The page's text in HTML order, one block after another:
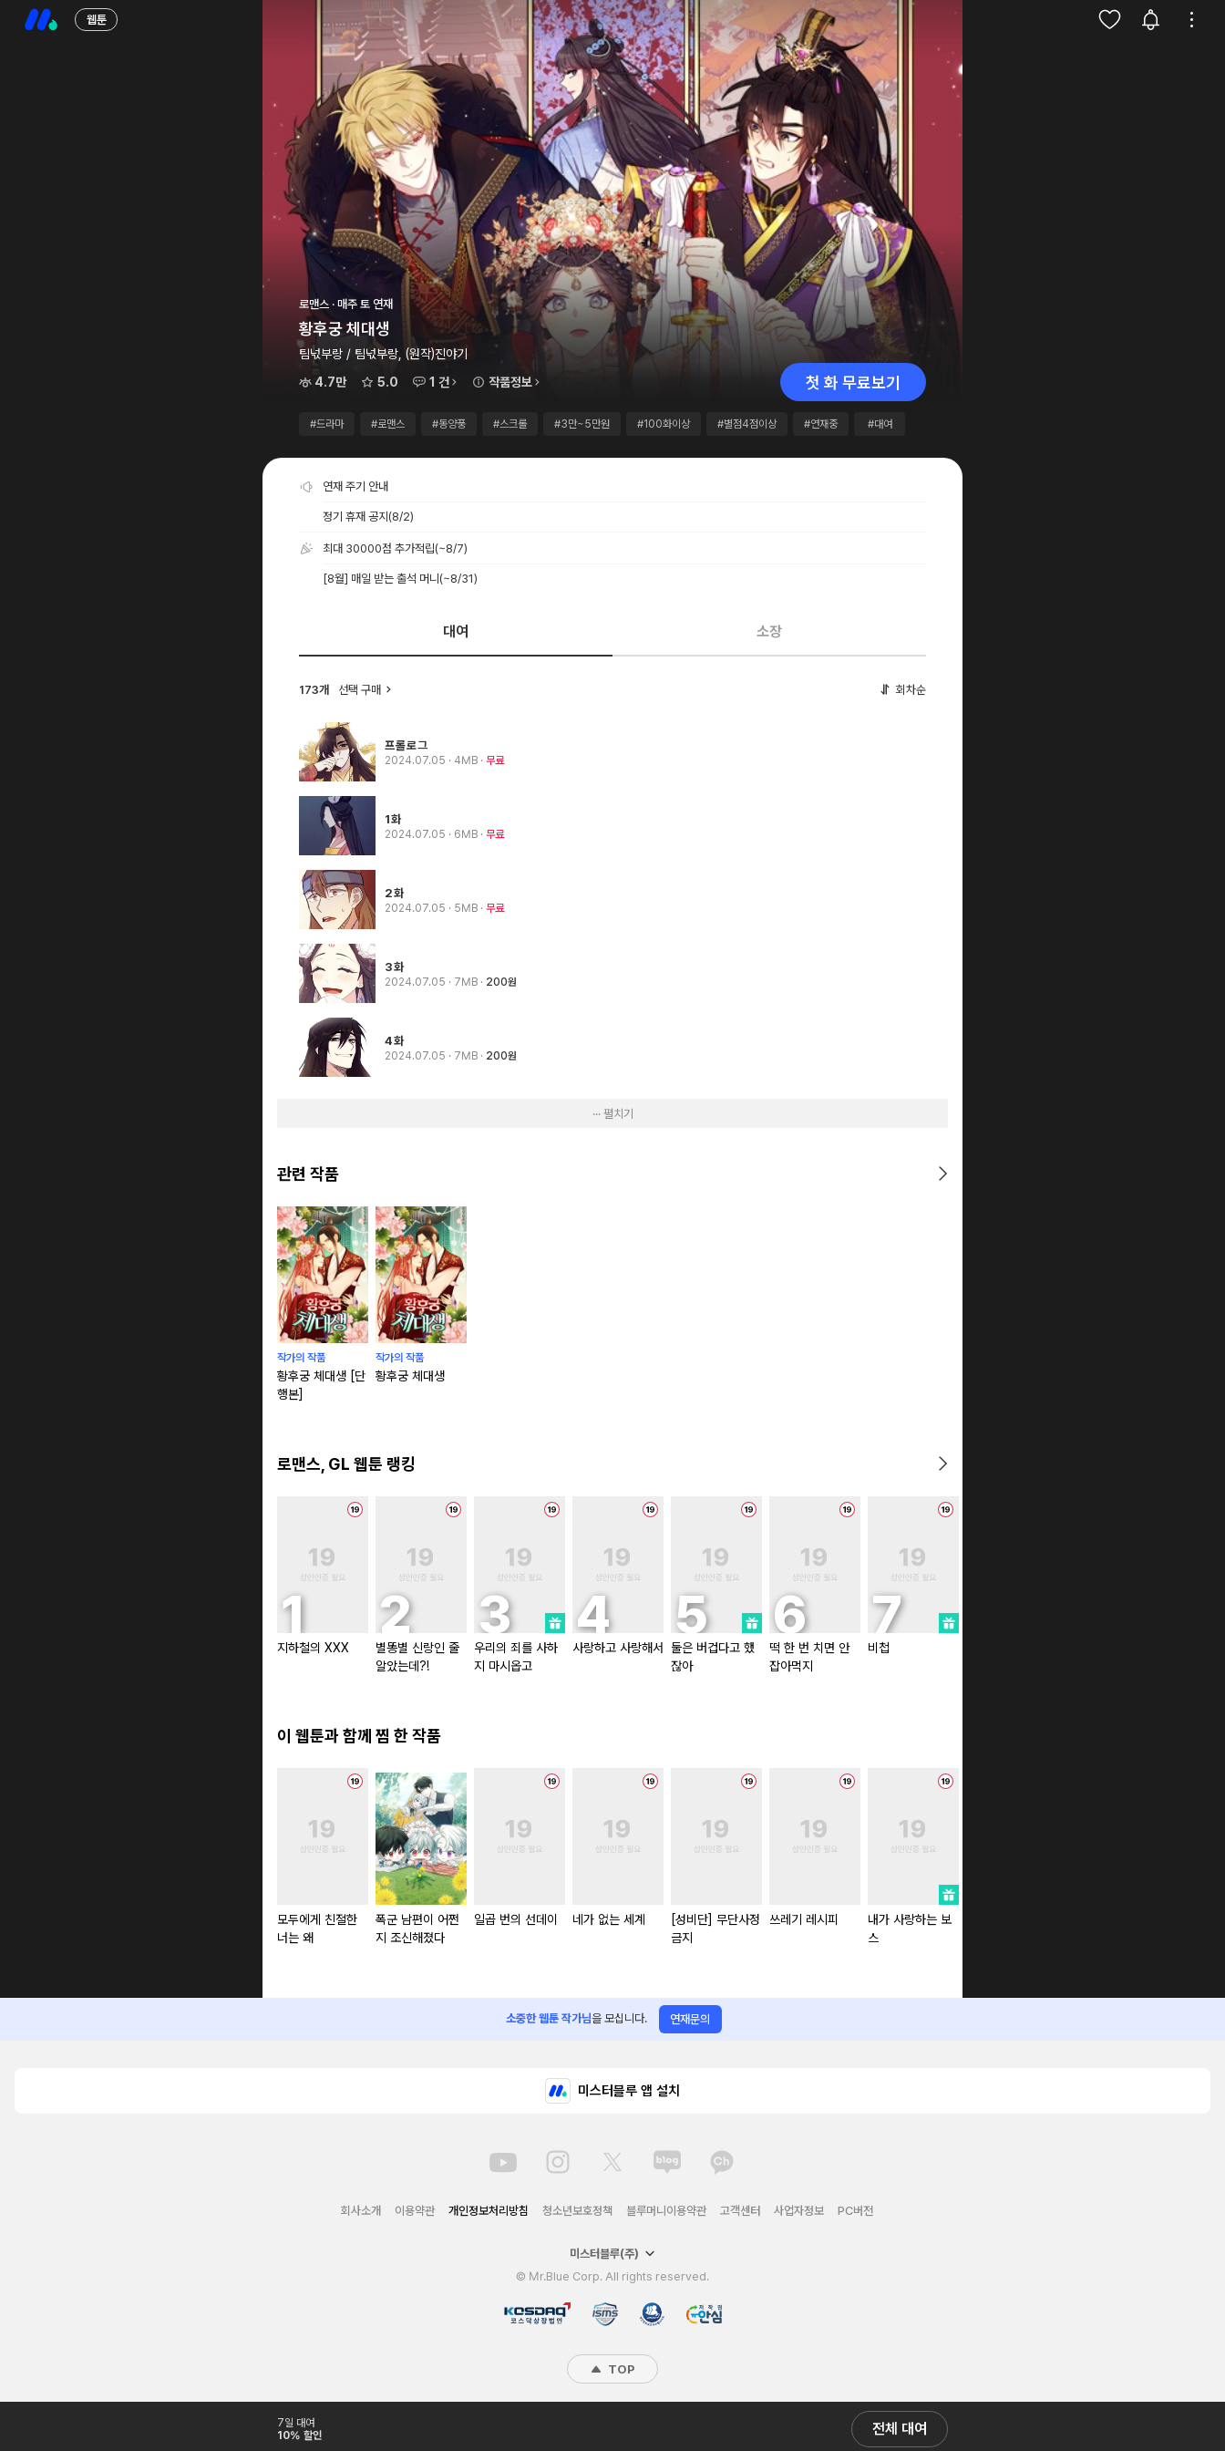
웹툰
로맨스 · 매주 토 연재
황후궁 체대생
팀넋부랑 / 팀넋부랑, (원작)진야기
4.7만
5.0 1 건 작품정보 첫 화 무료보기
#드라마 #로맨스 #동양풍 #스크롤 #3만~5만원 #100화이상 #별점4점이상 #연재중 #대여
연재 주기 안내
정기 휴재 공지(8/2)
최대 30000점 추가적립(~8/7)
[8월] 매일 받는 출석 머니 (~8/31)
대여 소장
173개 선택 구매 회차순
프롤로그
2024.07.05 · 4MB 무료
1화
2024.07.05 · 6MB 무료
2화
2024.07.05 · 5MB 무료
3화
2024.07.05 · 7MB 200원
4화
2024.07.05 · 7MB 200원
··· 펼치기
관련 작품
작가의 작품
황후궁 체대생 [단
행본]
작가의 작품
황후궁 체대생
로맨스, GL 웹툰 랭킹
지하철의 XXX
별똥별 신랑인 줄
알았는데?!
우리의 죄를 사하
지 마시옵고
사랑하고 사랑해서
둘은 버겁다고 했
잖아
떡 한 번 치면 안
잡아먹지
비첩
이 웹툰과 함께 찜 한 작품
모두에게 친절한
너는 왜
폭군 남편이 어쩐
지 조신해졌다
일곱 번의 선데이 네가 없는 세계
[성비단] 무단사정
금지
쓰레기 레시피
내가 사랑하는 보
스
7일 대여
10% 할인
전체 대여
소중한 웹툰 작가님을 모십니다. 연재문의
미스터블루 앱 설치
회사소개 이용약관 개인정보처리방침 청소년보호정책 블루머니이용약관 고객센터 사업자정보 PC버전
미스터블루(주)
© Mr.Blue Corp. All rights reserved.
TOP